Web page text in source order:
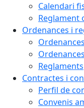
Calendari
Reglament
Ordenances i
Reglaments
Contractes i
Perfil de
Convenis